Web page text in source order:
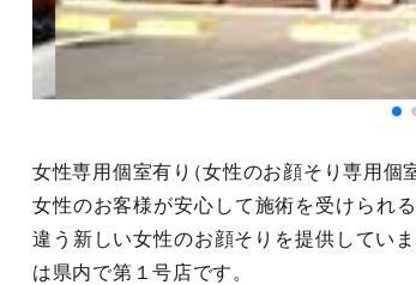
女性専用個室有り（女性のお顔そり専用個
女性のお客様が安心して施術を受けられ
違う新しい女性のお顔そりを提供していま
は県内で第１号店です。